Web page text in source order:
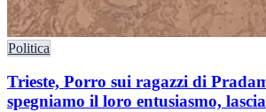
Politica
Trieste, Porro sui ragazzi di
spegniamo il loro entusiasmo,